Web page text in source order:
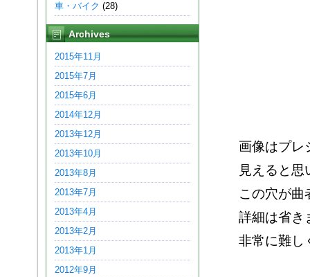
車・バイク (28)
Archives
2015年11月
2015年7月
2015年6月
2014年12月
2013年12月
2013年10月
2013年8月
2013年7月
2013年4月
2013年2月
2013年1月
2012年9月
画像はプレ
見えると思
この穴が曲
詳細は省き
非常に難し